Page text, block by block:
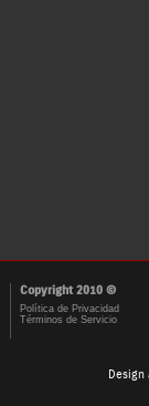
Copyright 2010 ©
Política de Privacidad
Términos de Servicio